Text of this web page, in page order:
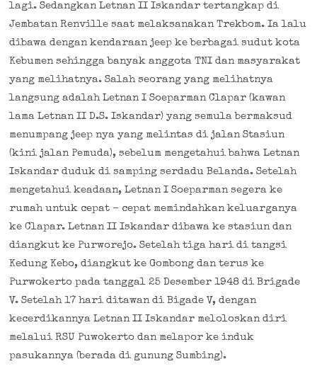
lagi. Sedangkan Letnan II Iskandar tertangkap di
Jembatan Renville saat melaksanakan Trekbom. Ia lalu
dibawa dengan kendaraan jeep ke berbagai sudut kota
Kebumen sehingga banyak anggota TNI dan masyarakat
yang melihatnya. Salah seorang yang melihatnya
langsung adalah Letnan I Soeparman Clapar (kawan
lama Letnan II D.S. Iskandar) yang semula bermaksud
menumpang jeep nya yang melintas di jalan Stasiun
(kini jalan Pemuda), sebelum mengetahui bahwa Letnan
Iskandar duduk di samping serdadu Belanda. Setelah
mengetahui keadaan, Letnan I Soeparman segera ke
rumah untuk cepat – cepat memindahkan keluarganya
ke Clapar. Letnan II Iskandar dibawa ke stasiun dan
diangkut ke Purworejo. Setelah tiga hari di tangsi
Kedung Kebo, diangkut ke Gombong dan terus ke
Purwokerto pada tanggal 25 Desember 1948 di Brigade
V. Setelah 17 hari ditawan di Bigade V, dengan
kecerdikannya Letnan II Iskandar meloloskan diri
melalui RSU Puwokerto dan melapor ke induk
pasukannya (berada di gunung Sumbing).